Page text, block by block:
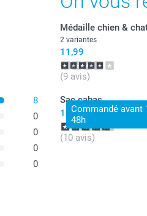
8
0
0
0
0
Médaille chien &
2 variantes
11,99
(9 avis)
Commandé avant
48h
Sac cabas
15,99
(10 avis)